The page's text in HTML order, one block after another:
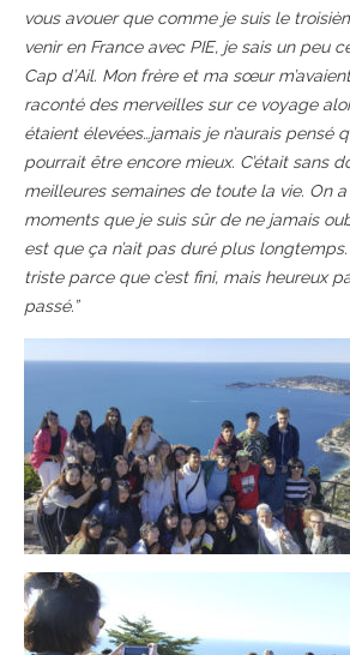
vous avouer que comme je suis le
venir en France avec PIE, je sais un peu
Cap d’Ail. Mon frère et ma sœur
raconté des merveilles sur ce voyage
étaient élevées…jamais je n’aurais pensé
pourrait être encore mieux. C’était sans
meilleures semaines de toute la vie. On
moments que je suis sûr de ne jamais
est que ça n’ait pas duré plus
triste parce que c’est fini, mais heureux
passé.”